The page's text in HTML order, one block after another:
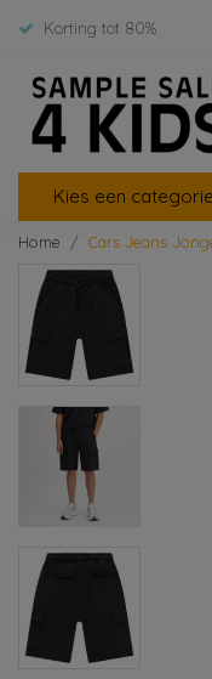
Korting tot 80%
Kies een categorie
Home Cars Jeans